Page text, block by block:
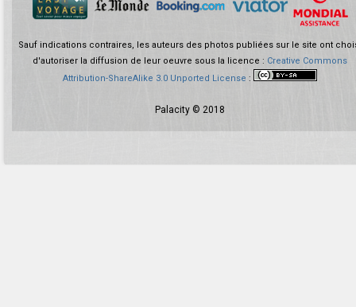
Sauf indications contraires, les auteurs des photos publiées sur le site ont
d'autoriser la diffusion de leur oeuvre sous la licence : Creative Commons
Attribution-ShareAlike 3.0 Unported License :
Palacity © 2018